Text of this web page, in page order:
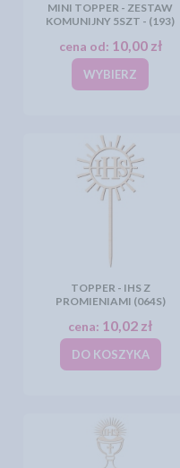
MINI TOPPER - ZESTAW
KOMUNIJNY 5SZT - (193)
cena od: 10,00 zł
WYBIERZ
TOPPER - IHS Z
PROMIENIAMI (064S)
cena: 10,02 zł
DO KOSZYKA